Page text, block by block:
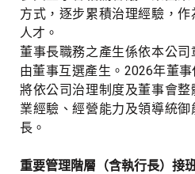
方式，逐步累積治理經驗，
人才。
董事長職務之產生係依本公司
由董事互選產生。 2026年董
將依公司治理制度及董事會
業經驗、經營能力及領導統
長。
重要管理階層（含執行長）接